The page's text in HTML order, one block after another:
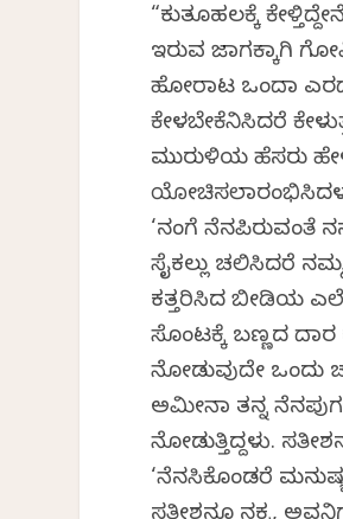
“ಕುತೂಹಲಕ್ಕೆ
ಇರುವ ಜಾಗಕ್ಕಾಗಿ
ಹೋರಾಟ ಒಂದಾ
ಕೇಳಬೇಕೆನಿಸಿದರೆ
ಮುರುಳಿಯ ಹೆಸರು
‘ನಂಗೆ ನೆನಪಿರುವಂತೆ
ಸೈಕಲ್ಲು ಚಲಿಸಿದರೆ
ಕತ್ತರಿಸಿದ ಬೀಡಿಯ
ಸೊಂಟಕ್ಕೆ ಬಣ್ಣದ
ನೋಡುವುದೇ ಒಂದು
ಅಮೀನಾ ತನ್ನ
ನೋಡುತ್ತಿದ್ದಳು.
‘ನೆನಸಿಕೊಂಡರೆ